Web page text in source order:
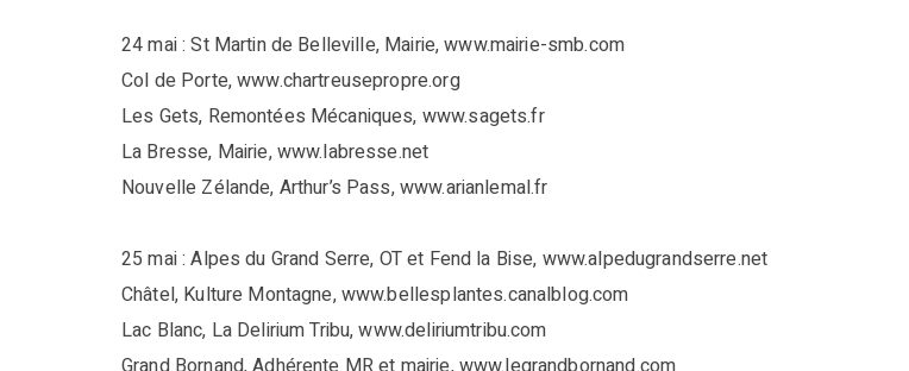
24 mai : St Martin de Belleville, Mairie, www.mairie-smb.com
Col de Porte, www.chartreusepropre.org
Les Gets, Remontées Mécaniques, www.sagets.fr
La Bresse, Mairie, www.labresse.net
Nouvelle Zélande, Arthur’s Pass, www.arianlemal.fr
25 mai : Alpes du Grand Serre, OT et Fend la Bise, www.alpedugrandserre.net
Châtel, Kulture Montagne, www.bellesplantes.canalblog.com
Lac Blanc, La Delirium Tribu, www.deliriumtribu.com